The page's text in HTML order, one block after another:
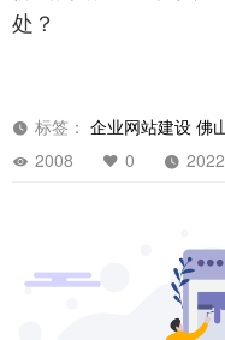
佛山网站建设公司，
处？
企业网站建设 佛
2008